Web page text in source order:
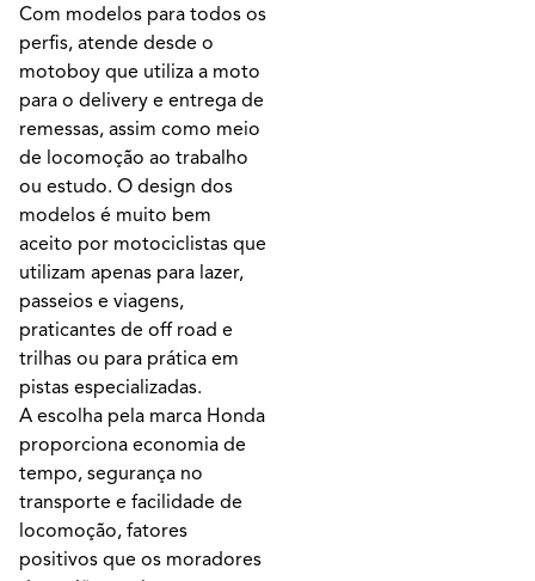
Com modelos para todos os
perfis, atende desde o
motoboy que utiliza a moto
para o delivery e entrega de
remessas, assim como meio
de locomoção ao trabalho
ou estudo. O design dos
modelos é muito bem
aceito por motociclistas que
utilizam apenas para lazer,
passeios e viagens,
praticantes de off road e
trilhas ou para prática em
pistas especializadas.
A escolha pela marca Honda
proporciona economia de
tempo, segurança no
transporte e facilidade de
locomoção, fatores
positivos que os moradores